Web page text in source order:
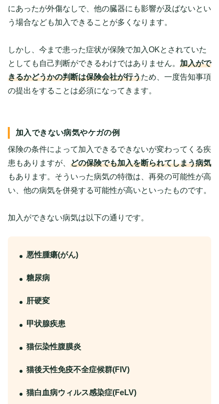
にあったが外傷なしで、他の臓器にも影響が及ばないとい
う場合なども加入できることが多くなります。
しかし、今まで患った症状が保険で加入OKとされていた
としても自己判断ができるわけではありません。 加入がで
きるかどうかの判断は保険会社が行うため、一度告知事項
の提出をすることは必須になってきます。
加入できない病気やケガの例
保険の条件によって加入できるできないが変わってくる疾
患もありますが、 どの保険でも加入を断られてしまう病気
もあります。そういった病気の特徴は、再発の可能性が高
い、他の病気を併発する可能性が高いといったものです。
加入ができない病気は以下の通りです。
悪性腫瘍(がん)
糖尿病
肝硬変
甲状腺疾患
猫伝染性腹膜炎
猫後天性免疫不全症候群(FIV)
猫白血病ウィルス感染症(FeLV)